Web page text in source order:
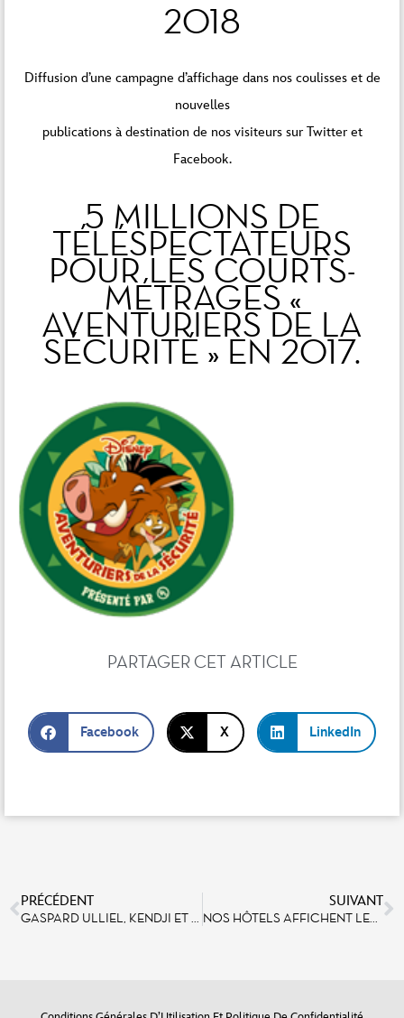
2018
Diffusion d’une campagne d’affichage dans nos coulisses et de
nouvelles
publications à destination de nos visiteurs sur Twitter et
Facebook.
5 MILLIONS DE
TÉLÉSPECTATEURS
POUR LES COURTS-
MÉTRAGES «
AVENTURIERS DE LA
SÉCURITÉ » EN 2017.
PARTAGER CET ARTICLE
Facebook X LinkedIn
PRÉCÉDENT
GASPARD ULLIEL, KENDJI ET ARTHUR : COMME DES AVENGERS À DISNEYLAND PARIS
SUIVANT
NOS HÔTELS AFFICHENT LEUR ENVIRONNEMENTALITÉ